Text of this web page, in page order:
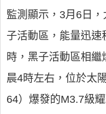
監測顯示，3月6日
子活動區，能量迅
時，黑子活動區相
晨4時左右，位於太
64）爆發的M3.7級